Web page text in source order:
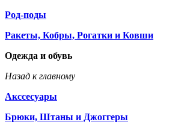
Род-поды
Ракеты, Кобры, Рогатки и Ковши
Одежда и обувь
Назад к главному
Акссесуары
Брюки, Штаны и Джоггеры